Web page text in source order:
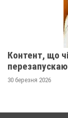
Контент, що
30 березня 2026